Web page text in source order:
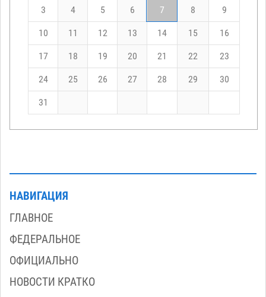
3 4 5 6 7 8 9
10 11 12 13 14 15 16
17 18 19 20 21 22 23
24 25 26 27 28 29 30
31
НАВИГАЦИЯ
ГЛАВНОЕ
ФЕДЕРАЛЬНОЕ
ОФИЦИАЛЬНО
НОВОСТИ КРАТКО